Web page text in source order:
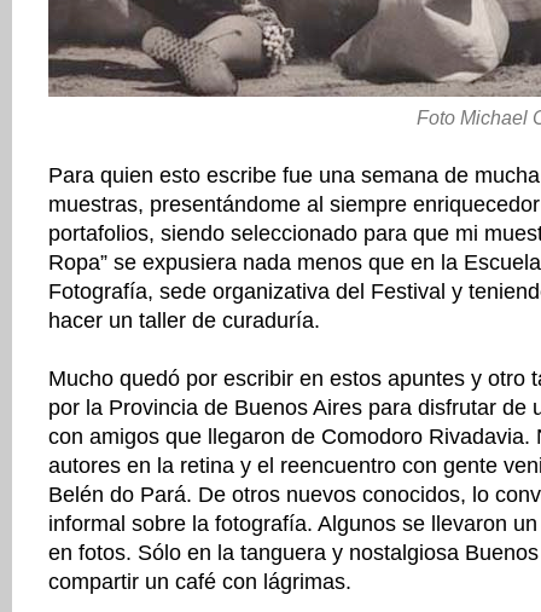
Foto Michael
Para quien esto escribe fue una semana de
muestras, presentándome al siempre
portafolios, siendo seleccionado para que mi
Ropa” se expusiera nada menos que en la
Fotografía, sede organizativa del Festival y
hacer un taller de curaduría.
Mucho quedó por escribir en estos apuntes y otro
por la Provincia de Buenos Aires para disfrutar de
con amigos que llegaron de Comodoro Rivadavia.
autores en la retina y el reencuentro con gente
Belén do Pará. De otros nuevos conocidos, lo
informal sobre la fotografía. Algunos se llevaron
en fotos. Sólo en la tanguera y nostalgiosa
compartir un café con lágrimas.